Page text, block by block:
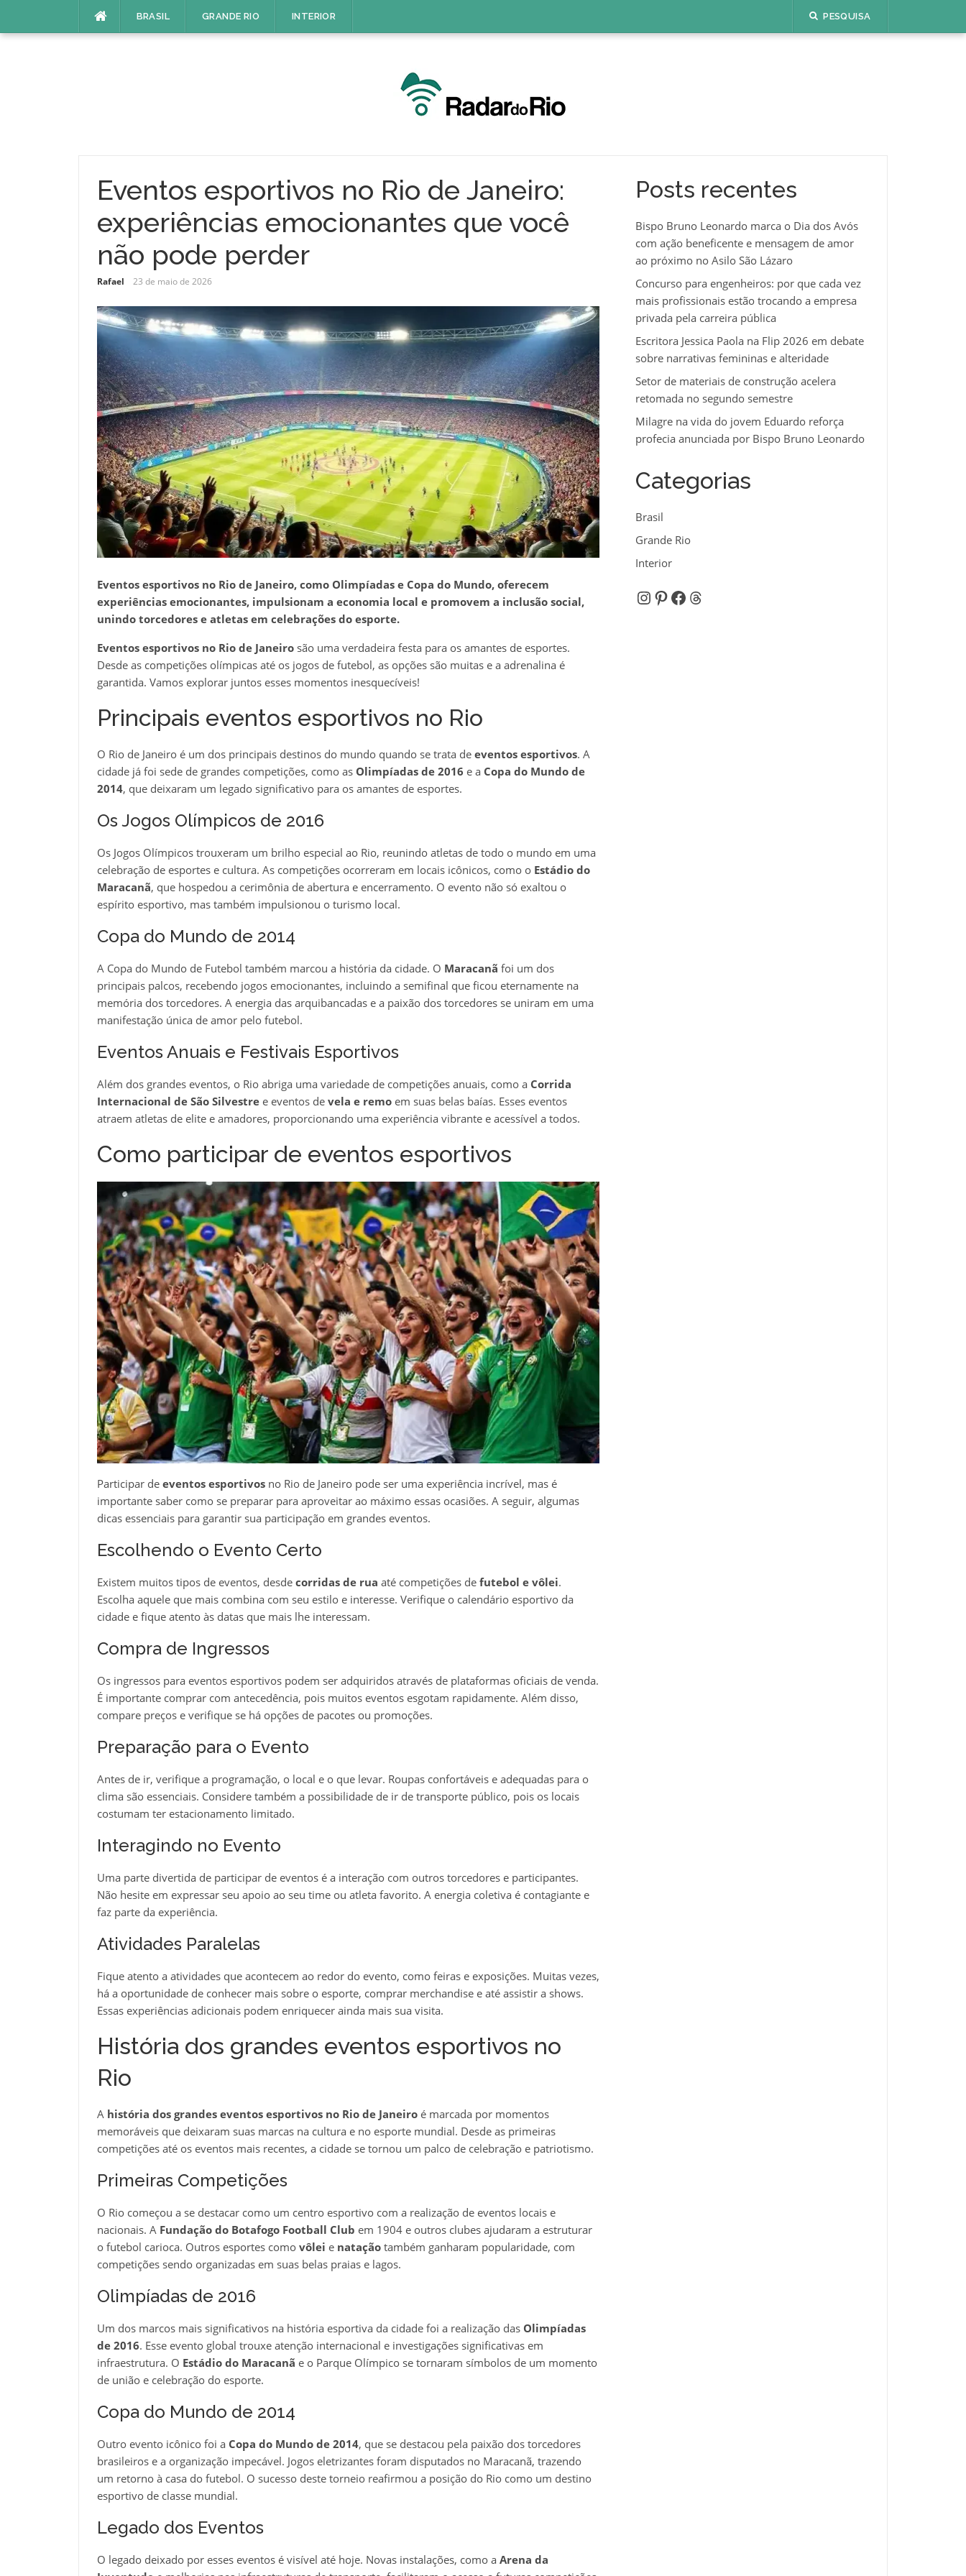
BRASIL GRANDE RIO INTERIOR PESQUISA
Eventos esportivos no Rio de Janeiro:
experiências emocionantes que você
não pode perder
Rafael 23 de maio de 2026
Eventos esportivos no Rio de Janeiro, como Olimpíadas e Copa do Mundo, oferecem
experiências emocionantes, impulsionam a economia local e promovem a inclusão social,
unindo torcedores e atletas em celebrações do esporte.
Eventos esportivos no Rio de Janeirosão uma verdadeira festa para os amantes de esportes.
Desde as competições olímpicas até os jogos de futebol, as opções são muitas e a adrenalina é
garantida. Vamos explorar juntos esses momentos inesquecíveis!
Principais eventos esportivos no Rio
O Rio de Janeiro é um dos principais destinos do mundo quando se trata de eventos esportivos. A
cidade já foi sede de grandes competições, como as Olimpíadas de 2016 e a Copa do Mundo de
2014, que deixaram um legado significativo para os amantes de esportes.
Os Jogos Olímpicos de 2016
Os Jogos Olímpicos trouxeram um brilho especial ao Rio, reunindo atletas de todo o mundo em uma
celebração de esportes e cultura. As competições ocorreram em locais icônicos, como o Estádio do
Maracanã, que hospedou a cerimônia de abertura e encerramento. O evento não só exaltou o
espírito esportivo, mas também impulsionou o turismo local.
Copa do Mundo de 2014
A Copa do Mundo de Futebol também marcou a história da cidade. O Maracanã foi um dos
principais palcos, recebendo jogos emocionantes, incluindo a semifinal que ficou eternamente na
memória dos torcedores. A energia das arquibancadas e a paixão dos torcedores se uniram em uma
manifestação única de amor pelo futebol.
Eventos Anuais e Festivais Esportivos
Além dos grandes eventos, o Rio abriga uma variedade de competições anuais, como a Corrida
Internacional de São Silvestree eventos de vela e remoem suas belas baías. Esses eventos
atraem atletas de elite e amadores, proporcionando uma experiência vibrante e acessível a todos.
Como participar de eventos esportivos
Participar de eventos esportivosno Rio de Janeiro pode ser uma experiência incrível, mas é
importante saber como se preparar para aproveitar ao máximo essas ocasiões. A seguir, algumas
dicas essenciais para garantir sua participação em grandes eventos.
Escolhendo o Evento Certo
Existem muitos tipos de eventos, desde corridas de rua até competições de futebol e vôlei.
Escolha aquele que mais combina com seu estilo e interesse. Verifique o calendário esportivo da
cidade e fique atento às datas que mais lhe interessam.
Compra de Ingressos
Os ingressos para eventos esportivos podem ser adquiridos através de plataformas oficiais de venda.
É importante comprar com antecedência, pois muitos eventos esgotam rapidamente. Além disso,
compare preços e verifique se há opções de pacotes ou promoções.
Preparação para o Evento
Antes de ir, verifique a programação, o local e o que levar. Roupas confortáveis e adequadas para o
clima são essenciais. Considere também a possibilidade de ir de transporte público, pois os locais
costumam ter estacionamento limitado.
Interagindo no Evento
Uma parte divertida de participar de eventos é a interação com outros torcedores e participantes.
Não hesite em expressar seu apoio ao seu time ou atleta favorito. A energia coletiva é contagiante e
faz parte da experiência.
Atividades Paralelas
Fique atento a atividades que acontecem ao redor do evento, como feiras e exposições. Muitas vezes,
há a oportunidade de conhecer mais sobre o esporte, comprar merchandise e até assistir a shows.
Essas experiências adicionais podem enriquecer ainda mais sua visita.
História dos grandes eventos esportivos no
Rio
A história dos grandes eventos esportivos no Rio de Janeiroé marcada por momentos
memoráveis que deixaram suas marcas na cultura e no esporte mundial. Desde as primeiras
competições até os eventos mais recentes, a cidade se tornou um palco de celebração e patriotismo.
Primeiras Competições
O Rio começou a se destacar como um centro esportivo com a realização de eventos locais e
nacionais. A Fundação do Botafogo Football Club em 1904 e outros clubes ajudaram a estruturar
o futebol carioca. Outros esportes como vôlei e nataçãotambém ganharam popularidade, com
competições sendo organizadas em suas belas praias e lagos.
Olimpíadas de 2016
Um dos marcos mais significativos na história esportiva da cidade foi a realização das Olimpíadas
de 2016. Esse evento global trouxe atenção internacional e investigações significativas em
infraestrutura. O Estádio do Maracanã e o Parque Olímpico se tornaram símbolos de um momento
de união e celebração do esporte.
Copa do Mundo de 2014
Outro evento icônico foi a Copa do Mundo de 2014, que se destacou pela paixão dos torcedores
brasileiros e a organização impecável. Jogos eletrizantes foram disputados no Maracanã, trazendo
um retorno à casa do futebol. O sucesso deste torneio reafirmou a posição do Rio como um destino
esportivo de classe mundial.
Legado dos Eventos
O legado deixado por esses eventos é visível até hoje. Novas instalações, como a Arena da
Posts recentes
Bispo Bruno Leonardo marca o Dia dos Avós
com ação beneficente e mensagem de amor
ao próximo no Asilo São Lázaro
Concurso para engenheiros: por que cada vez
mais profissionais estão trocando a empresa
privada pela carreira pública
Escritora Jessica Paola na Flip 2026 em debate
sobre narrativas femininas e alteridade
Setor de materiais de construção acelera
retomada no segundo semestre
Milagre na vida do jovem Eduardo reforça
profecia anunciada por Bispo Bruno Leonardo
Categorias
Brasil
Grande Rio
Interior
Instagram
Pinterest
Facebook
Threads